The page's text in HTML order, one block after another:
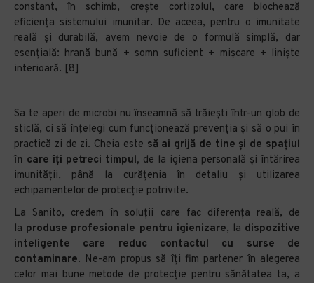
constant, în schimb, crește cortizolul, care blochează
eficiența sistemului imunitar. De aceea, pentru o imunitate
reală și durabilă, avem nevoie de o formulă simplă, dar
esențială: hrană bună + somn suficient + mișcare + liniște
interioară. [8]
Sa te aperi de microbi nu înseamnă să trăiești într-un glob de
sticlă, ci să înțelegi cum funcționează prevenția și să o pui în
practică zi de zi. Cheia este să ai grijă de tine și de spațiul
în care îți petreci timpul, de la igiena personală și întărirea
imunității, până la curățenia în detaliu și utilizarea
echipamentelor de protecție potrivite.
La Sanito, credem în soluții care fac diferența reală, de
la produse profesionale pentru igienizare, la dispozitive
inteligente care reduc contactul cu surse de
contaminare. Ne-am propus să îți fim partener în alegerea
celor mai bune metode de protecție pentru sănătatea ta, a